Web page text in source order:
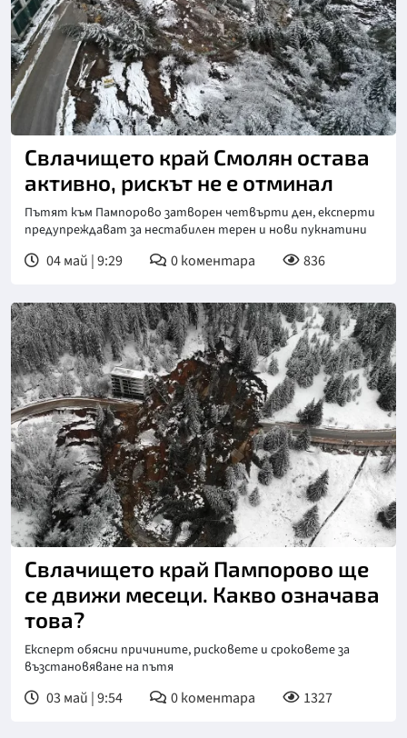
Снимка: БТА
Свлачището край Смолян остава
активно, рискът не е отминал
Пътят към Пампорово затворен четвърти ден, експерти
предупреждават за нестабилен терен и нови пукнатини
04 май | 9:29 0коментара 836
Снимка: БТА
Свлачището край Пампорово ще
се движи месеци. Какво означава
това?
Експерт обясни причините, рисковете и сроковете за
възстановяване на пътя
03 май | 9:54 0коментара 1327